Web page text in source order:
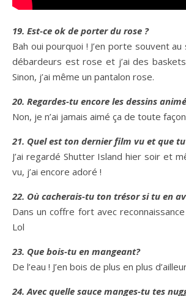
19. Est-ce ok de porter du rose ?
Bah oui pourquoi ! J’en porte souvent
débardeurs est rose et j’ai des
Sinon, j’ai même un pantalon rose.
20. Regardes-tu encore les dessins
Non, je n’ai jamais aimé ça de toute
21. Quel est ton dernier film vu et que
J’ai regardé Shutter Island hier soir et
vu, j’ai encore adoré !
22. Où cacherais-tu ton trésor si tu en
Dans un coffre fort avec
Lol
23. Que bois-tu en mangeant?
De l’eau ! J’en bois de plus en plus
24. Avec quelle sauce manges-tu tes